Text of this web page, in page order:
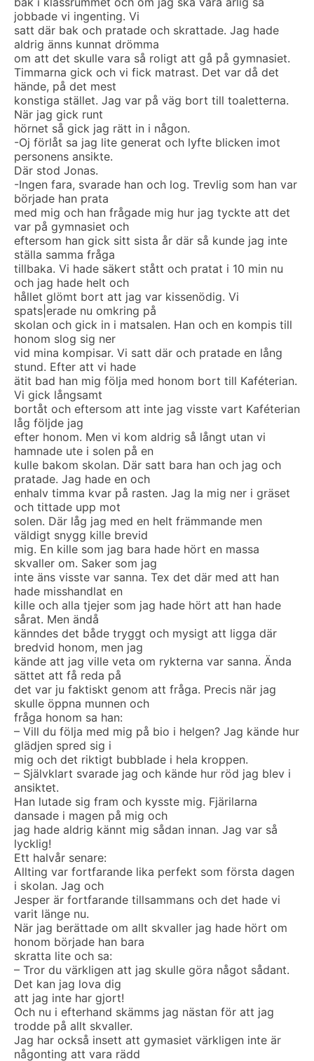
jobbade vi ingenting. Vi
satt där bak och pratade och skrattade. Jag hade
aldrig änns kunnat drömma
om att det skulle vara så roligt att gå på gymnasiet.
Timmarna gick och vi fick matrast. Det var då det
hände, på det mest
konstiga stället. Jag var på väg bort till toaletterna.
När jag gick runt
hörnet så gick jag rätt in i någon.
-Oj förlåt sa jag lite generat och lyfte blicken imot
personens ansikte.
Där stod Jonas.
-Ingen fara, svarade han och log. Trevlig som han var
började han prata
med mig och han frågade mig hur jag tyckte att det
var på gymnasiet och
eftersom han gick sitt sista år där så kunde jag inte
ställa samma fråga
tillbaka. Vi hade säkert stått och pratat i 10 min nu
och jag hade helt och
hållet glömt bort att jag var kissenödig. Vi
spats|erade nu omkring på
skolan och gick in i matsalen. Han och en kompis till
honom slog sig ner
vid mina kompisar. Vi satt där och pratade en lång
stund. Efter att vi hade
ätit bad han mig följa med honom bort till Kaféterian.
Vi gick långsamt
bortåt och eftersom att inte jag visste vart Kaféterian
låg följde jag
efter honom. Men vi kom aldrig så långt utan vi
hamnade ute i solen på en
kulle bakom skolan. Där satt bara han och jag och
pratade. Jag hade en och
enhalv timma kvar på rasten. Jag la mig ner i gräset
och tittade upp mot
solen. Där låg jag med en helt främmande men
väldigt snygg kille brevid
mig. En kille som jag bara hade hört en massa
skvaller om. Saker som jag
inte äns visste var sanna. Tex det där med att han
hade misshandlat en
kille och alla tjejer som jag hade hört att han hade
sårat. Men ändå
känndes det både tryggt och mysigt att ligga där
bredvid honom, men jag
kände att jag ville veta om rykterna var sanna. Ända
sättet att få reda på
det var ju faktiskt genom att fråga. Precis när jag
skulle öppna munnen och
fråga honom sa han:
– Vill du följa med mig på bio i helgen? Jag kände hur
glädjen spred sig i
mig och det riktigt bubblade i hela kroppen.
– Självklart svarade jag och kände hur röd jag blev i
ansiktet.
Han lutade sig fram och kysste mig. Fjärilarna
dansade i magen på mig och
jag hade aldrig kännt mig sådan innan. Jag var så
lycklig!
Ett halvår senare:
Allting var fortfarande lika perfekt som första dagen
i skolan. Jag och
Jesper är fortfarande tillsammans och det hade vi
varit länge nu.
När jag berättade om allt skvaller jag hade hört om
honom började han bara
skratta lite och sa:
– Tror du värkligen att jag skulle göra något sådant.
Det kan jag lova dig
att jag inte har gjort!
Och nu i efterhand skämms jag nästan för att jag
trodde på allt skvaller.
Jag har också insett att gymasiet värkligen inte är
någonting att vara rädd